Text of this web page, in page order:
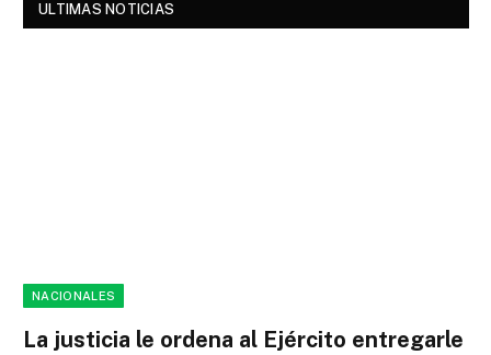
ULTIMAS NOTICIAS
NACIONALES
La justicia le ordena al Ejército entregarle